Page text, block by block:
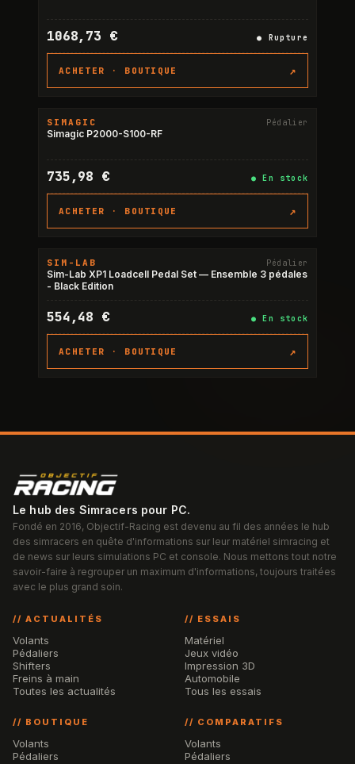
1068,73 € ● Rupture
ACHETER · BOUTIQUE ↗
SIMAGIC Pédalier
Simagic P2000-S100-RF
735,98 € ●En stock
ACHETER · BOUTIQUE ↗
SIM-LAB Pédalier
Sim-Lab XP1 Loadcell Pedal Set — Ensemble 3 pédales
- Black Edition
554,48 € ●En stock
ACHETER · BOUTIQUE ↗
Le hub des Simracers pour PC.
Fondé en 2016, Objectif-Racing est devenu au fil des années le hub
des simracers en quête d'informations sur leur matériel simracing et
de news sur leurs simulations PC et console. Nous mettons tout notre
savoir-faire à regrouper un maximum d'informations, toujours traitées
avec le plus grand soin.
// ACTUALITÉS
Volants
Pédaliers
Shifters
Freins à main
Toutes les actualités
// ESSAIS
Matériel
Jeux vidéo
Impression 3D
Automobile
Tous les essais
// BOUTIQUE
Volants
Pédaliers
// COMPARATIFS
Volants
Pédaliers